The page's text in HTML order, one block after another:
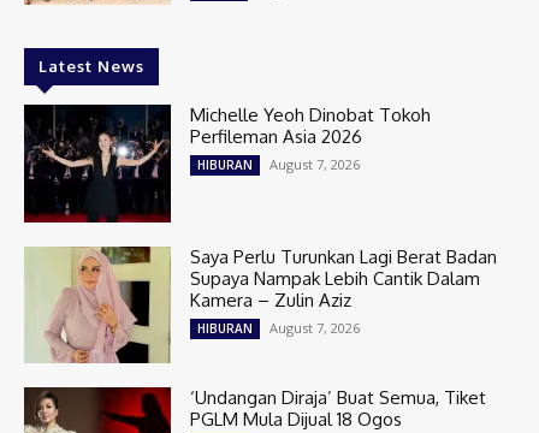
Latest News
Michelle Yeoh Dinobat Tokoh
Perfileman Asia 2026
HIBURAN August 7, 2026
Saya Perlu Turunkan Lagi Berat Badan
Supaya Nampak Lebih Cantik Dalam
Kamera – Zulin Aziz
HIBURAN August 7, 2026
‘Undangan Diraja’ Buat Semua, Tiket
PGLM Mula Dijual 18 Ogos